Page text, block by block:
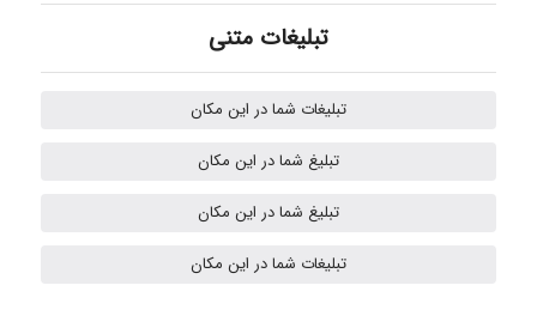
Omid
تبلیغات متنی
تبلیغات شما در این مکان
تبلیغ شما در این مکان
تبلیغ شما در این مکان
تبلیغات شما در این مکان